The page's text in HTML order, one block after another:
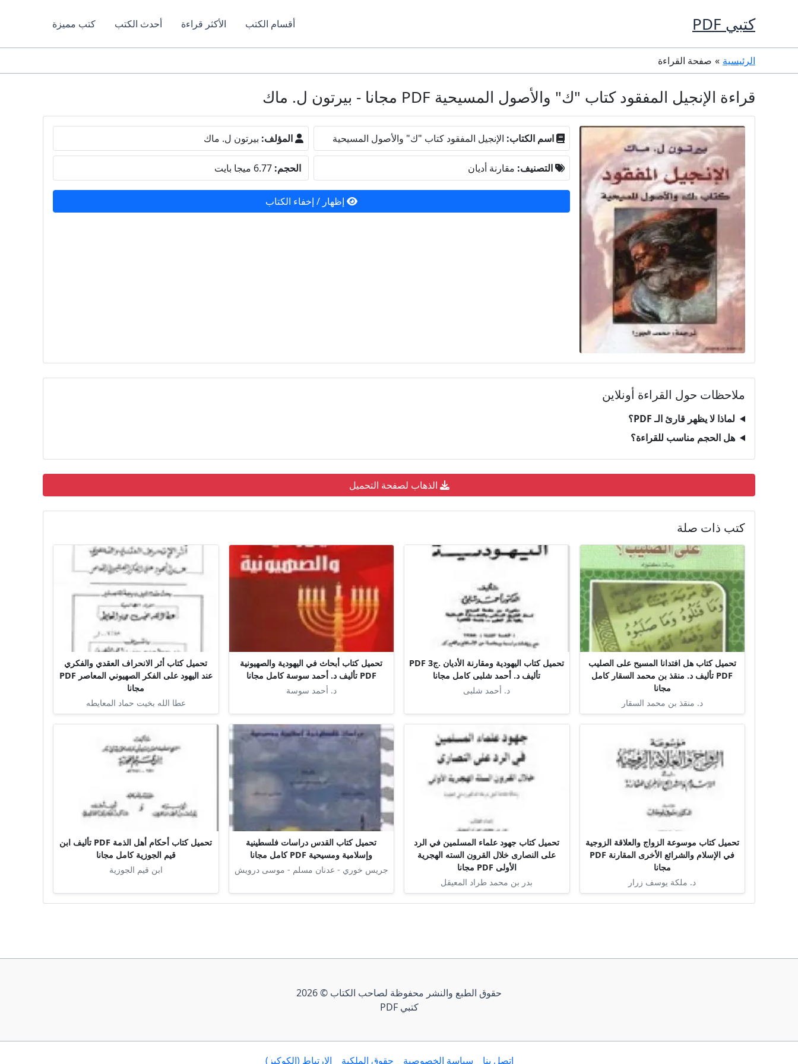
كتبي PDF أقسام الكتب الأكثر قراءة أحدث الكتب كتب مميزة
الرئيسية صفحة القراءة
قراءة الإنجيل المفقود كتاب "ك" والأصول المسيحية PDF مجانا - بيرتون ل. ماك
اسم الكتاب: الإنجيل المفقود كتاب "ك" والأصول المسيحية المؤلف: بيرتون ل. ماك
التصنيف: مقارنة أديان الحجم:
إظهار / إخفاء الكتاب
ملاحظات حول القراءة أونلاين
لماذا لا يظهر قارئ الـ PDF؟
هل الحجم مناسب للقراءة؟
الذهاب لصفحة التحميل
كتب ذات صلة
تحميل كتاب هل افتدانا المسيح على الصليب
PDF تأليف د. منقذ بن محمد السقار كامل
مجانا
د. منقذ بن محمد السقار
تحميل كتاب اليهودية ومقارنة الأديان .ج3 PDF
تأليف د. أحمد شلبى كامل مجانا
د. أحمد شلبى
تحميل كتاب أبحاث في اليهودية والصهيونية
PDF تأليف د. أحمد سوسة كامل مجانا
د. أحمد سوسة
تحميل كتاب أثر الانحراف العقدي والفكري
عند اليهود على الفكر الصهيوني المعاصر PDF
مجانا
عطا الله بخيت حماد المعايطه
تحميل كتاب موسوعة الزواج والعلاقة الزوجية
في الإسلام والشرائع الأخرى المقارنة PDF
مجانا
د. ملكة يوسف زرار
تحميل كتاب جهود علماء المسلمين في الرد
على النصارى خلال القرون السته الهجرية
الأولى PDF مجانا
بدر بن محمد طراد المعيقل
تحميل كتاب القدس دراسات فلسطينية
وإسلامية ومسيحية PDF كامل مجانا
جريس خوري - عدنان مسلم - موسى درويش
تحميل كتاب أحكام أهل الذمة PDF تأليف ابن
قيم الجوزية كامل مجانا
ابن قيم الجوزية
حقوق الطبع والنشر محفوظة لصاحب الكتاب © 2026
كتبي PDF
إتصل بنا سياسة الخصوصية حقوق الملكية الارتباط (الكوكيز)